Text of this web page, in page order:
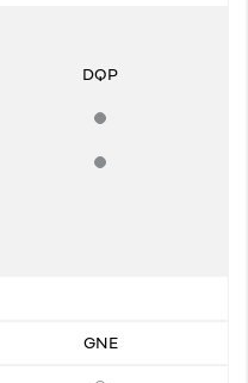
DQP
Standardvarustus
Standardvarustus
GNE